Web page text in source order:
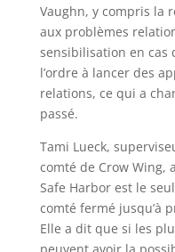
Vaughn, y compris la
aux problèmes
sensibilisation en cas
l’ordre à lancer des
relations, ce qui a
passé.
Tami Lueck,
comté de Crow Wing,
Safe Harbor est le
comté fermé jusqu’à
Elle a dit que si les